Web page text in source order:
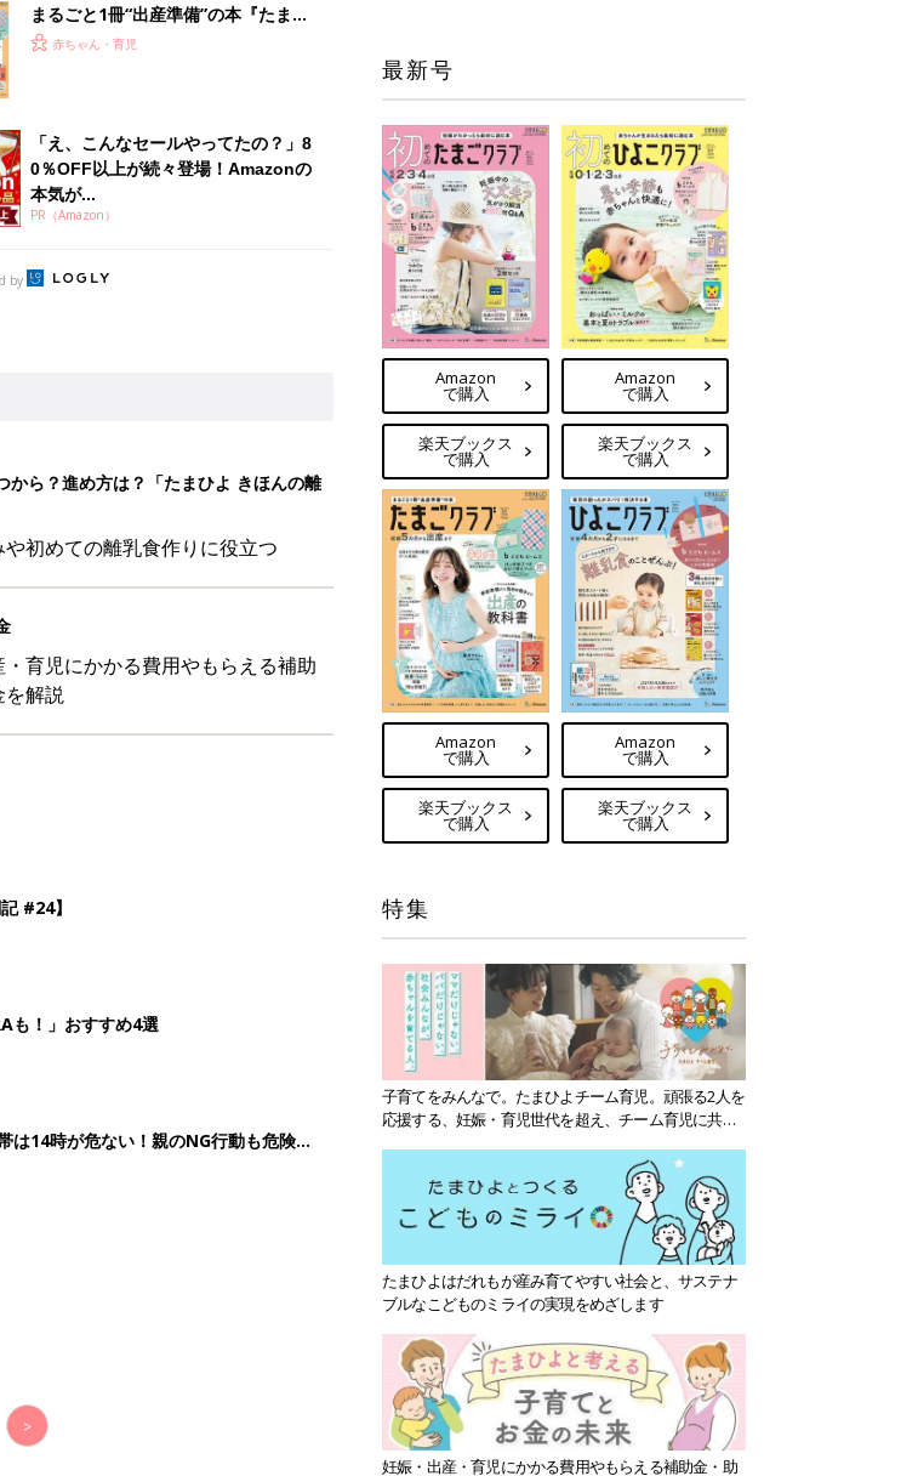
まるごと1冊“出産準備”の本『たまご
クラブ 夏号』〈スペシャル大特集〉
赤ちゃん・育児
「え、こんなセールやってたの？」8
0％OFF以上が続々登場！Amazonの
本気が...
PR（Amazon）
by
から？進め方は？「たまひよ きほんの離
初めての離乳食作りに役立つ
育児にかかる費用やもらえる補助
を解説
#24】
も！」おすすめ4選
は14時が危ない！親のNG行動も危険を
>
最新号
Amazon
で購入
楽天ブックス
で購入
Amazon
で購入
楽天ブックス
で購入
Amazon
で購入
楽天ブックス
で購入
Amazon
で購入
楽天ブックス
で購入
特集
子育てをみんなで。たまひよチーム育児。頑張る2人を
応援する、妊娠・育児世代を超え、チーム育児に共感
たまひよはだれもが産み育てやすい社会と、サステナ
ブルなこどものミライの実現をめざします
妊娠・出産・育児にかかる費用やもらえる補助金・助